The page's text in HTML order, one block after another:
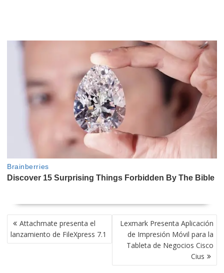
NAVEGACIÓN
DE
ENTRADAS
Attachmate presenta el
lanzamiento de FileXpress 7.1
Lexmark Presenta Aplicación
de Impresión Móvil para la
Tableta de Negocios Cisco
Cius